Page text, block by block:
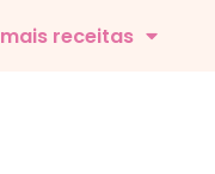
mais receitas